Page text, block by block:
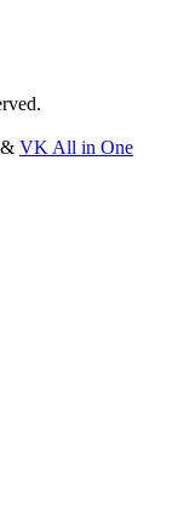
& VK All in One